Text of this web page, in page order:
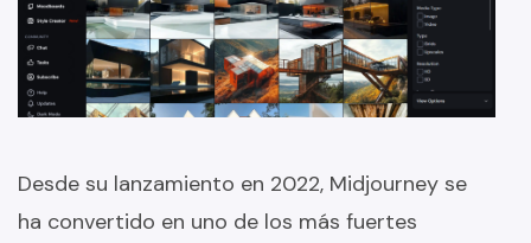
Desde su lanzamiento en 2022, Midjourney se
ha convertido en uno de los más fuertes